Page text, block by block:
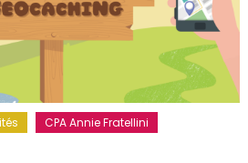
CPA Annie Fratellini